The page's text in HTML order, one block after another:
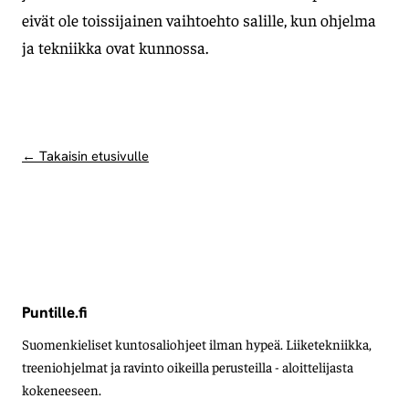
eivät ole toissijainen vaihtoehto salille, kun ohjelma
ja tekniikka ovat kunnossa.
← Takaisin etusivulle
Puntille.fi
Suomenkieliset kuntosaliohjeet ilman hypeä. Liiketekniikka,
treeniohjelmat ja ravinto oikeilla perusteilla - aloittelijasta
kokeneeseen.